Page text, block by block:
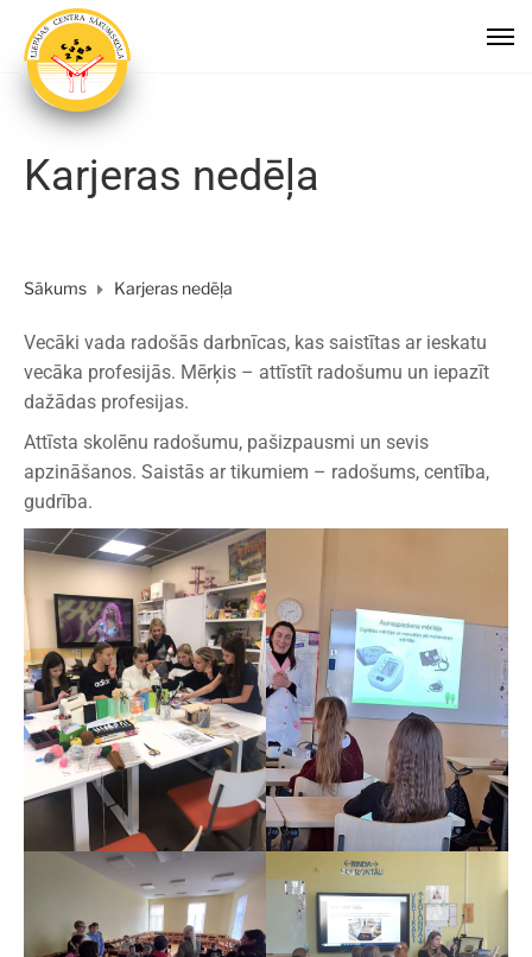
Karjeras nedēļa
Sākums Karjeras nedēļa
Vecāki vada radošās darbnīcas, kas saistītas ar ieskatu
vecāka profesijās. Mērķis – attīstīt radošumu un iepazīt
dažādas profesijas.
Attīsta skolēnu radošumu, pašizpausmi un sevis
apzināšanos. Saistās ar tikumiem – radošums, centība,
gudrība.